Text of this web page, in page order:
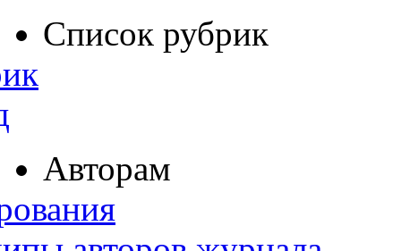
Список рубрик
Авторам